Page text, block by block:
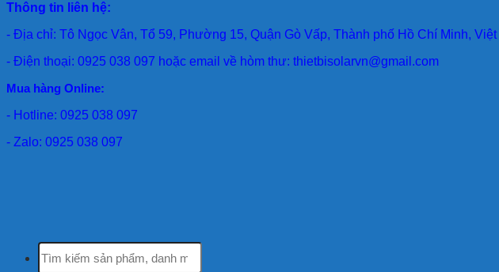
Thông tin liên hệ:
- Địa chỉ: Tô Ngọc Vân, Tổ 59, Phường 15, Quận Gò Vấp, Thành phố Hồ Chí Minh, Việt
- Điện thoại: 0925 038 097 hoặc email về hòm thư: thietbisolarvn@gmail.com
Mua hàng Online:
- Hotline: 0925 038 097
- Zalo: 0925 038 097
Tìm
kiếm: